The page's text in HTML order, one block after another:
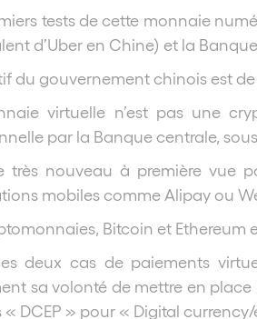
tests de cette monnaie
d’Uber en Chine) et la
du gouvernement chinois est
virtuelle n’est pas une
par la Banque centrale,
très nouveau à première vue
mobiles comme Alipay ou
Bitcoin et Ethereum
deux cas de paiements
sa volonté de mettre en
« DCEP » pour « Digital